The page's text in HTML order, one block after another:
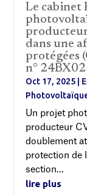
Le cabinet
dans une
protégées
n°
Oct 17, 2025
Un projet
producteur
doublement
protection de
section...
lire plus